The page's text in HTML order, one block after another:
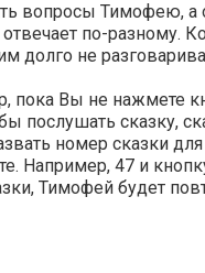
вопросы Тимофею, а
по-разному.
долго не
пока Вы не нажмете
послушать сказку,
номер сказки
Например, 47 и
Тимофей будет